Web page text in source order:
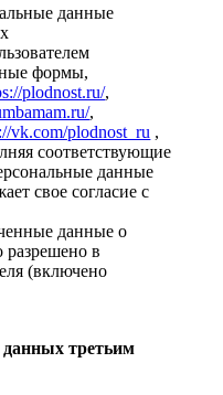
данные
формы,
plodnost.ru/,
,
vk.com/plodnost_ru ,
соответствующие
данные
свое согласие с
данные о
разрешено в
(включено
данных третьим